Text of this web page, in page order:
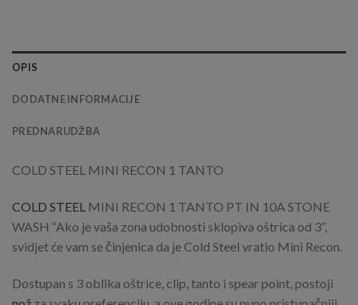
OPIS
DODATNE INFORMACIJE
PREDNARUDŽBA
COLD STEEL MINI RECON 1 TANTO
COLD STEEL MINI RECON 1 TANTO PT IN 10A STONE
WASH “Ako je vaša zona udobnosti sklopiva oštrica od 3”,
svidjet će vam se činjenica da je Cold Steel vratio Mini Recon.
Dostupan s 3 oblika oštrice, clip, tanto i spear point, postoji